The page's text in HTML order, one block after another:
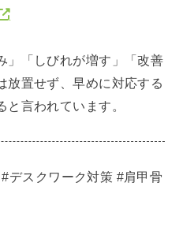
」「しびれが増す」「改善
放置せず、早めに対応する
言われています。
デスクワーク対策 #肩甲骨